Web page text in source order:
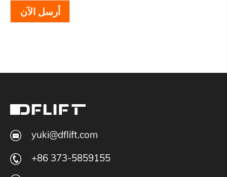
أرسل الآن
yuki@dflift.com
+86 373-5859155